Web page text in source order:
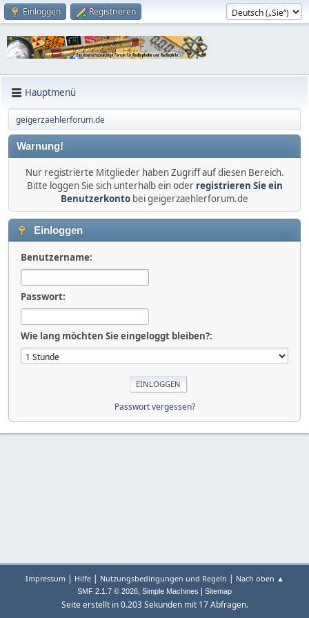
Einloggen Registrieren
Hauptmenü
geigerzaehlerforum.de
Warnung!
Nur registrierte Mitglieder haben Zugriff auf diesen Bereich.
Bitte loggen Sie sich unterhalb ein oder registrieren Sie ein
Benutzerkonto bei geigerzaehlerforum.de
Einloggen
Benutzername:
Passwort:
Wie lang möchten Sie eingeloggt bleiben?:
Passwort vergessen?
Impressum| Hilfe| Nutzungsbedingungen und Regeln | Nach oben ▲
SMF 2.1.7 © 2026, Simple Machines Sitemap
Seite erstellt in 0.203 Sekunden mit 17 Abfragen.